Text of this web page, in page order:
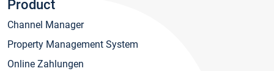
Product
Channel Manager
Property Management System
Online Zahlungen